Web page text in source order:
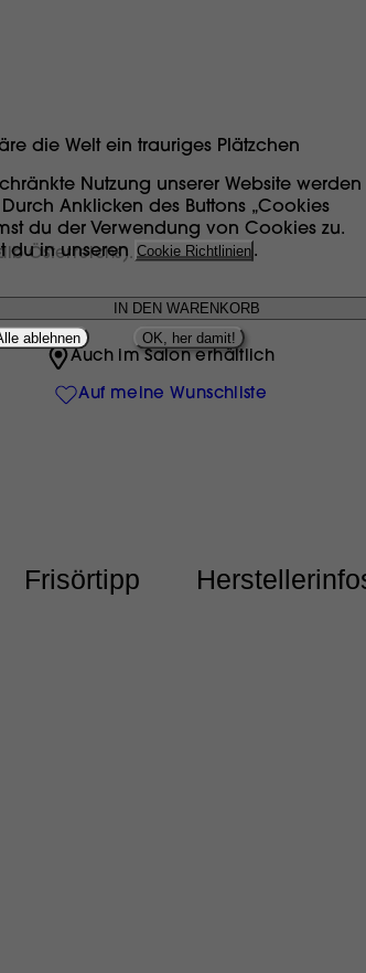
Österreichs).
Auch im Salon erhältlich
Auf meine Wunschliste
Frisörtipp
die Welt ein trauriges Plätzchen
Nutzung unserer Website werden
Anklicken des Buttons „Cookies
du der Verwendung von Cookies zu.
du in unseren Cookie Richtlinien .
ablehnen OK, her damit!